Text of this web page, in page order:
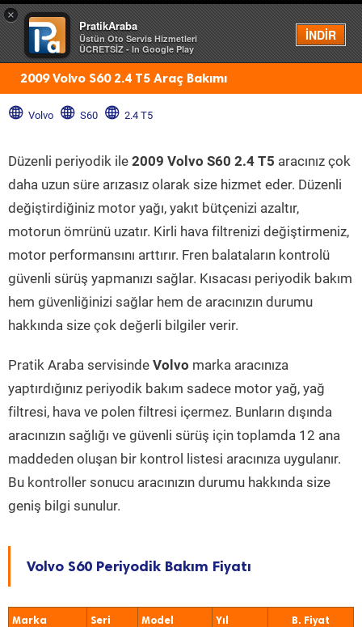
×
PratikAraba
Üstün Oto Servis Hizmetleri
ÜCRETSİZ - In Google Play
İNDİR
Menü
2009 Volvo S60 2.4 T5 Araç Bakımı
Volvo S60 2.4 T5
Düzenli periyodik ile 2009 Volvo S60 2.4 T5 aracınız çok
daha uzun süre arızasız olarak size hizmet eder. Düzenli
değiştirdiğiniz motor yağı, yakıt bütçenizi azaltır,
motorun ömrünü uzatır. Kirli hava filtrenizi değiştirmeniz,
motor performansını arttırır. Fren balataların kontrolü
güvenli sürüş yapmanızı sağlar. Kısacası periyodik bakım
hem güvenliğinizi sağlar hem de aracınızın durumu
hakkında size çok değerli bilgiler verir.
Pratik Araba servisinde Volvo marka aracınıza
yaptırdığınız periyodik bakım sadece motor yağ, yağ
filtresi, hava ve polen filtresi içermez. Bunların dışında
aracınızın sağlığı ve güvenli sürüş için toplamda 12 ana
maddeden oluşan bir kontrol listesi aracınıza uygulanır.
Bu kontroller sonucu aracınızın durumu hakkında size
geniş bilgi sunulur.
Volvo S60 Periyodik Bakım Fiyatı
Marka Seri Model Yıl